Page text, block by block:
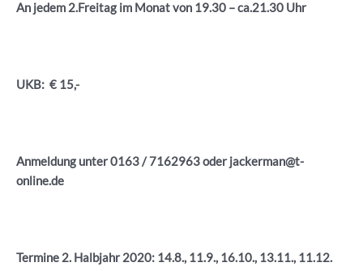
An jedem 2.Freitag im Monat von 19.30 – ca.21.30 Uhr
UKB: € 15,-
Anmeldung unter 0163 / 7162963 oder jackerman@t-
online.de
Termine 2. Halbjahr 2020: 14.8., 11.9., 16.10., 13.11., 11.12.